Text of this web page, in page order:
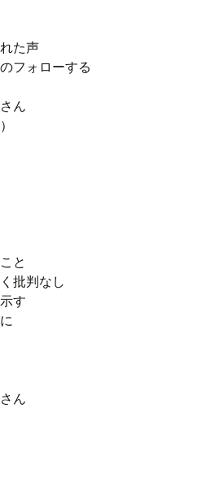
た声
フォローする
ん
）
と
批判なし
す
ん